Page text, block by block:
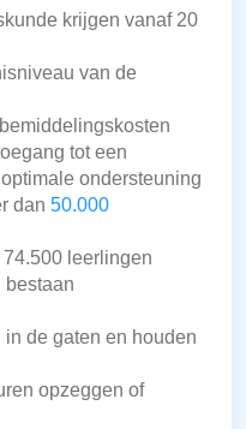
krijgen vanaf 20
van de
tot een
ondersteuning
dan 50.000
leerlingen
bestaan
de gaten en houden
opzeggen of